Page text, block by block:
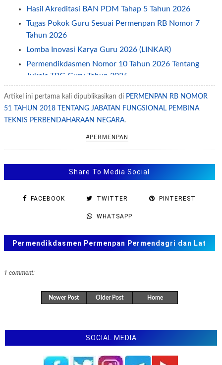
Hasil Akreditasi BAN PDM Tahap 5 Tahun 2026
Tugas Pokok Guru Sesuai Permenpan RB Nomor 7
Tahun 2026
Lomba Inovasi Karya Guru 2026 (LINKAR)
Permendikdasmen Nomor 10 Tahun 2026 Tentang
Juknis TPG Guru Tahun 2026
Petunjuk Teknis Juknis TPG Guru Non ASN Tahun
2026
Juknis BOS 2026
Juknis PKBI Bagi Guru (GTK) Tahun 2026—2029
Contoh Pengisian Evaluasi Diri Pengusulan
Permendikdasmen Nomor 12 Tahun 2025 tentang
Standar Isi
Sekolah Aman Dan Nyaman
Permendikdasmen Nomor 1 Tahun 2026 Tentang
Permendikdasmen Nomor 26 Tahun 2025 Tentang
Standar Pengelolaan
Contoh KSP SD - MI format word dan pdf
Artikel ini pertama kali dipublikasikan di PERMENPAN RB NOMOR
51 TAHUN 2018 TENTANG JABATAN FUNGSIONAL PEMBINA
TEKNIS PERBENDAHARAAN NEGARA.
#PERMENPAN
Share To Media Social
FACEBOOK TWITTER PINTEREST
WHATSAPP
Permendikdasmen Permenpan Permendagri dan Lat
1 comment:
Newer Post Older Post Home
SOCIAL MEDIA